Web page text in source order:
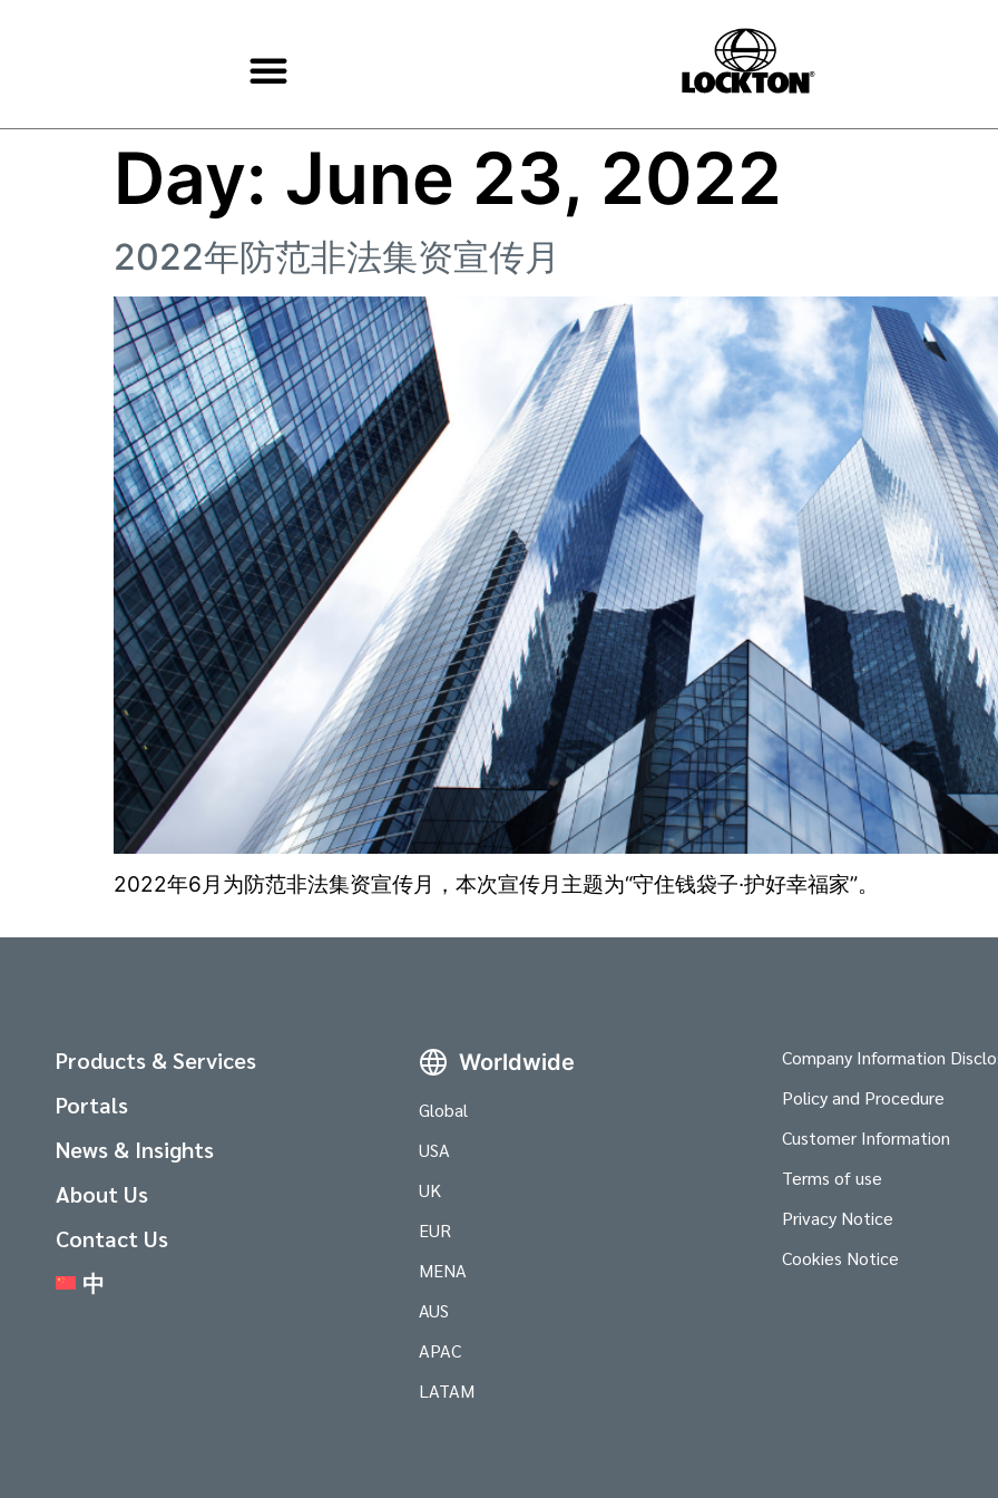
Day: June 23, 2022
2022年防范非法集资宣传月
2022年6月为防范非法集资宣传月，本次宣传月主题为“守住钱袋子·护好幸福家”。
Products & Services
Portals
News & Insights
About Us
Contact Us
中
Worldwide
Global
USA
UK
EUR
MENA
AUS
APAC
LATAM
Company Information
Policy and Procedure
Customer Information
Terms of use
Privacy Notice
Cookies Notice